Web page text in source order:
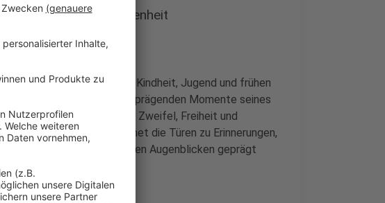
Blick in die Vergangenheit
Geschichten aus seiner Kindheit, Jugend und frühen
seine Herkunft und die prägenden Momente seines
und Licht, Glaube und Zweifel, Freiheit und
sind. Der Musiker öffnet die Türen zu Erinnerungen,
Momenten und ehrfürchtigen Augenblicken geprägt